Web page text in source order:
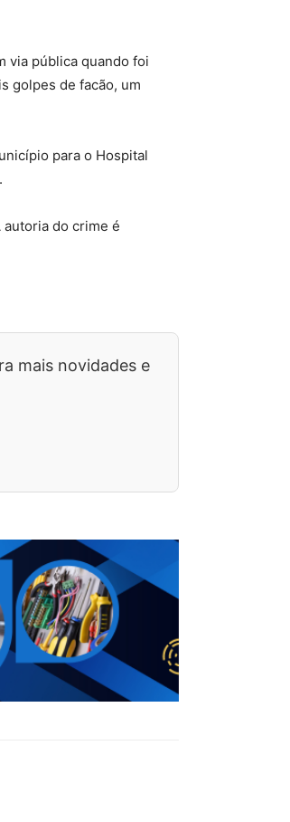
via pública quando foi
golpes de facão, um
para o Hospital
do crime é
mais novidades e